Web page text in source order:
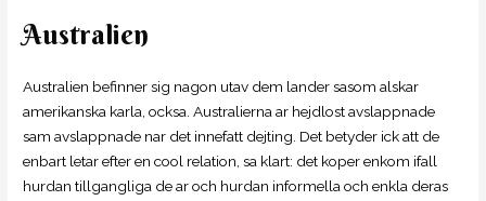
Australien
Australien befinner sig nagon utav dem lander sasom alskar
amerikanska karla, ocksa. Australierna ar hejdlost avslappnade
sam avslappnade nar det innefatt dejting. Det betyder ick att de
enbart letar efter en cool relation, sa klart: det koper enkom ifall
hurdan tillgangliga de ar och hurdan informella och enkla deras